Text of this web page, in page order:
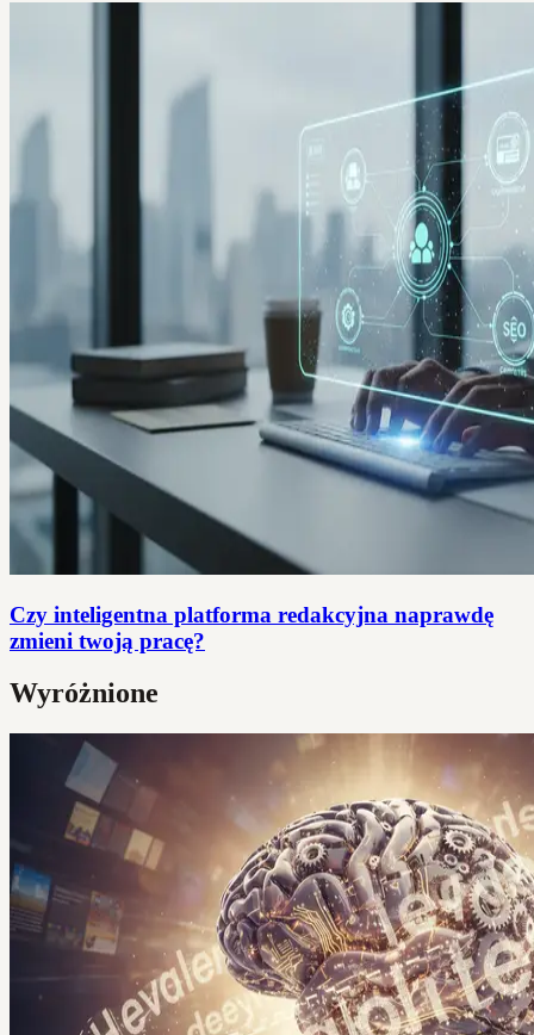
Czy inteligentna platforma redakcyjna naprawdę
zmieni twoją pracę?
Wyróżnione